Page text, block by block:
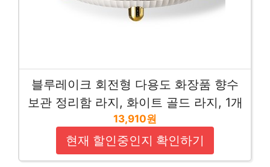
블루레이크 회전형 다용도 화장품 향수
보관 정리함 라지, 화이트 골드 라지, 1개
13,910원
현재 할인중인지 확인하기